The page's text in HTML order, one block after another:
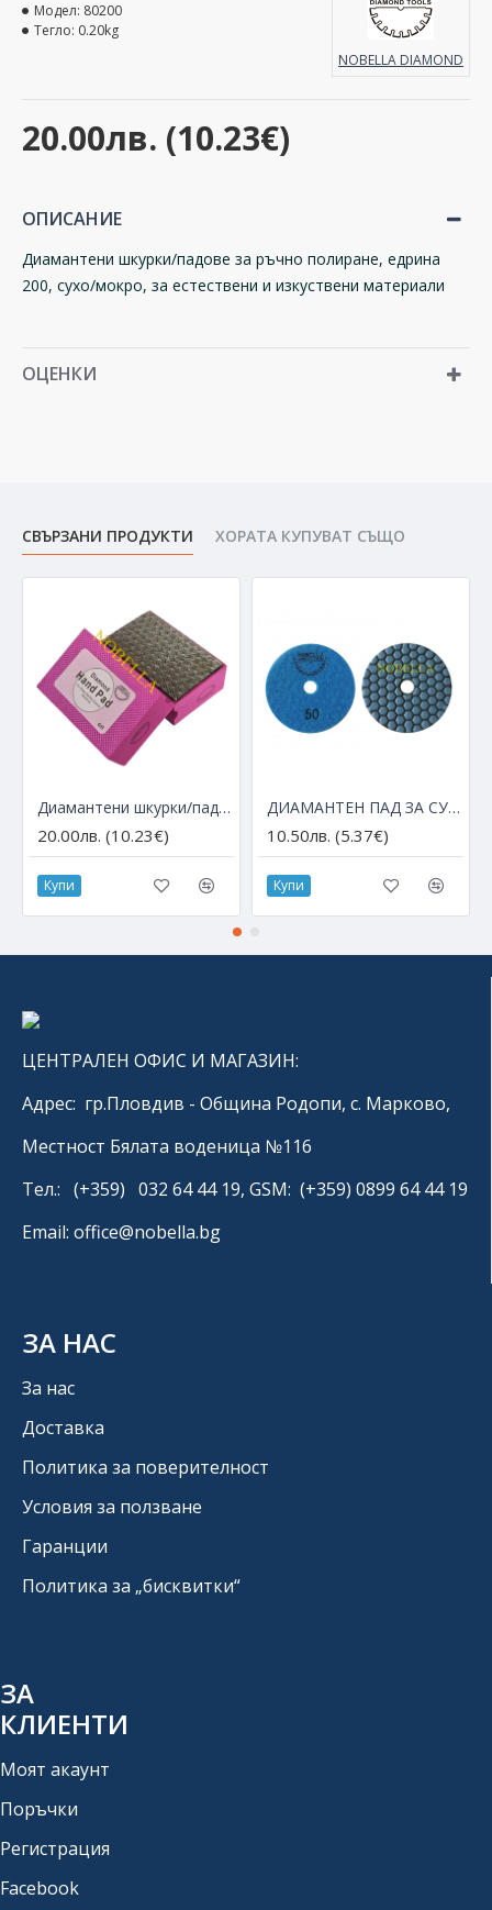
20.00лв. (10.23€)
Модел: 80200
Тегло: 0.20kg
NOBELLA DIAMOND
ОПИСАНИЕ
Диамантени шкурки/падове за ръчно полиране, едрина
200, сухо/мокро, за естествени и изкуствени материали
ОЦЕНКИ
СВЪРЗАНИ ПРОДУКТИ ХОРАТА КУПУВАТ СЪЩО
Диамантени шкурки/падове за ръчно полиране, сухо/мокро - едрина 60
20.00лв. (10.23€)
Купи
ДИАМАНТЕН ПАД ЗА СУХО ПОЛИРАНЕ Ø100 мм С ВЕЛКРО, ЕДРИНА 50
10.50лв. (5.37€)
Купи
ЦЕНТРАЛЕН ОФИС И МАГАЗИН:
Адрес: гр.Пловдив - Община Родопи, с. Марково,
Местност Бялата воденица №116
Тел.: (+359) 032 64 44 19, GSM: (+359) 0899 64 44 19
Email: office@nobella.bg
ЗА НАС
За нас
Доставка
Политика за поверителност
Условия за ползване
Гаранции
Политика за „бисквитки“
ЗА
КЛИЕНТИ
Моят акаунт
Поръчки
Регистрация
Facebook